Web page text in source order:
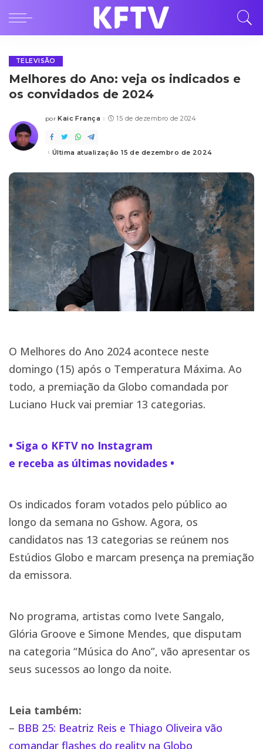
TELEVISÃO
Melhores do Ano: veja os indicados e
os convidados de 2024
Posted
por Kaic França 15 de dezembro de 2024
Última atualização 15 de dezembro de 2024
O Melhores do Ano 2024 acontece neste
domingo (15) após o Temperatura Máxima. Ao
todo, a premiação da Globo comandada por
Luciano Huck vai premiar 13 categorias.
• Siga o KFTV no Instagram
e receba as últimas novidades •
Os indicados foram votados pelo público ao
longo da semana no Gshow. Agora, os
candidatos nas 13 categorias se reúnem nos
Estúdios Globo e marcam presença na premiação
da emissora.
No programa, artistas como Ivete Sangalo,
Glória Groove e Simone Mendes, que disputam
na categoria “Música do Ano”, vão apresentar os
seus sucessos ao longo da noite.
Leia também:
– BBB 25: Beatriz Reis e Thiago Oliveira vão
comandar flashes do reality na Globo